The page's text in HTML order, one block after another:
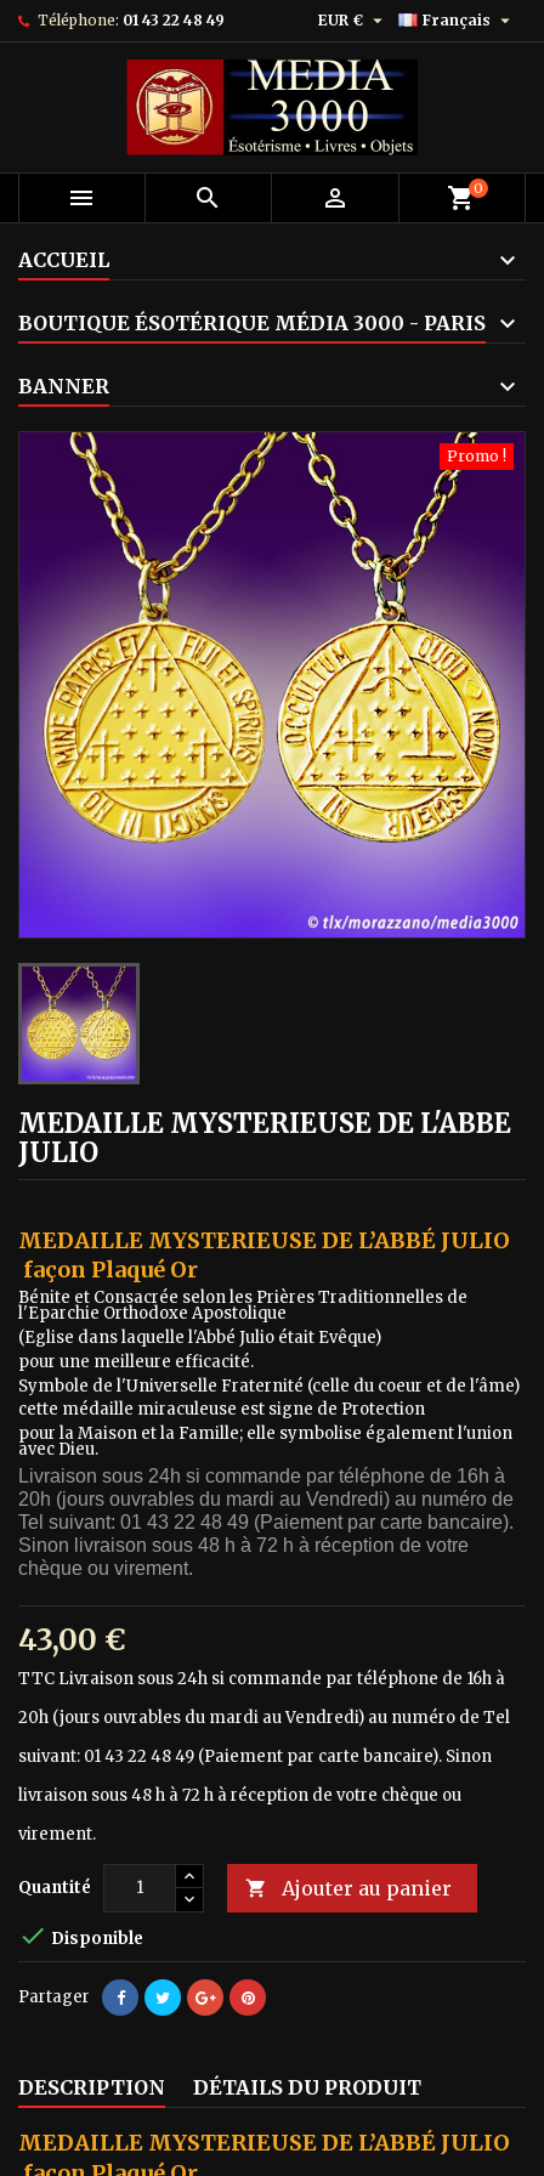
Téléphone: 01 43 22 48 49 Français 
EUR € 
   shopping_cart0
ACCUEIL
BOUTIQUE ÉSOTÉRIQUE MÉDIA 3000 - PARIS
BANNER
Promo !
MEDAILLE MYSTERIEUSE DE L'ABBE
JULIO
MEDAILLE MYSTERIEUSE DE L’ABBÉ JULIO
façon Plaqué Or
Bénite et Consacrée selon les Prières Traditionnelles de
l'Eparchie Orthodoxe Apostolique
(Eglise dans laquelle l'Abbé Julio était Evêque)
pour une meilleure efficacité.
Symbole de l'Universelle Fraternité (celle du coeur et de l'âme)
cette médaille miraculeuse est signe de Protection
pour la Maison et la Famille; elle symbolise également l'union
avec Dieu.
Livraison sous 24h si commande par téléphone de 16h à
20h (jours ouvrables du mardi au Vendredi) au numéro de
Tel suivant: 01 43 22 48 49 (Paiement par carte bancaire).
Sinon livraison sous 48 h à 72 h à réception de votre
chèque ou virement.
43,00 €
TTC Livraison sous 24h si commande par téléphone de 16h à
20h (jours ouvrables du mardi au Vendredi) au numéro de Tel
suivant: 01 43 22 48 49 (Paiement par carte bancaire). Sinon
livraison sous 48 h à 72 h à réception de votre chèque ou
virement.
Quantité  Ajouter au panier
 Disponible
Partager
DESCRIPTION DÉTAILS DU PRODUIT
MEDAILLE MYSTERIEUSE DE L’ABBÉ JULIO